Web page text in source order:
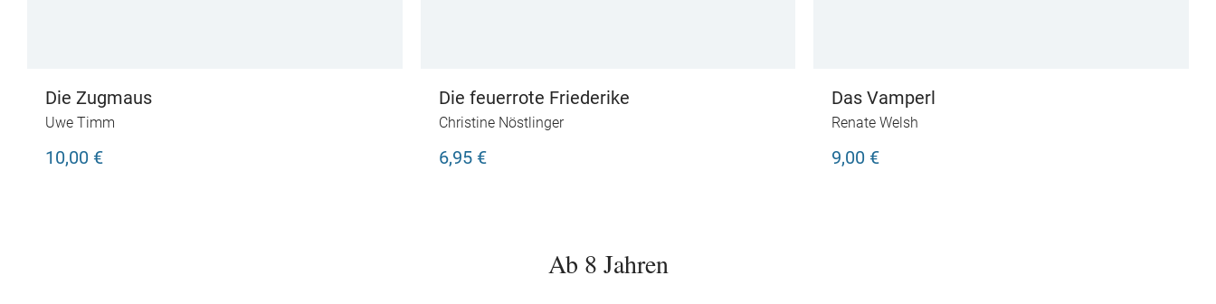
Die Zugmaus
Uwe Timm
10,00 €
Die feuerrote Friederike
Christine Nöstlinger
6,95 €
Das Vamperl
Renate Welsh
9,00 €
Ab 8 Jahren